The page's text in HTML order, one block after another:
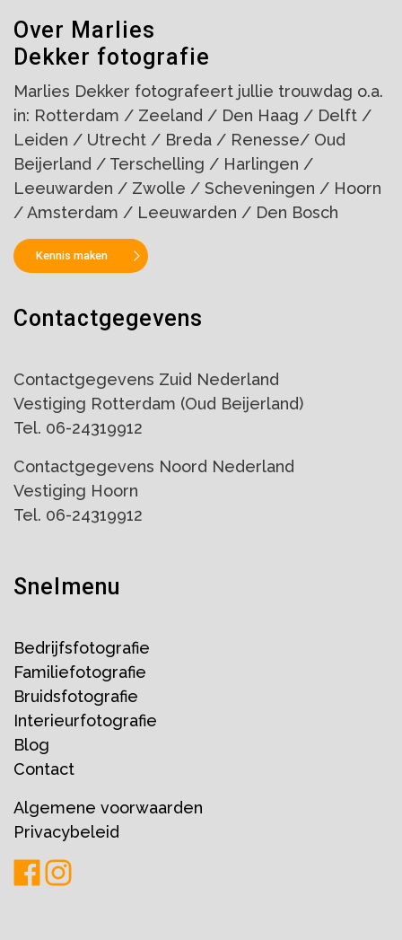
Over Marlies
Dekker fotografie
Marlies Dekker fotografeert jullie trouwdag o.a.
in: Rotterdam / Zeeland / Den Haag / Delft /
Leiden / Utrecht / Breda / Renesse/ Oud
Beijerland / Terschelling / Harlingen /
Leeuwarden / Zwolle / Scheveningen / Hoorn
/ Amsterdam / Leeuwarden / Den Bosch
Kennis maken
Contactgegevens
Contactgegevens Zuid Nederland
Vestiging Rotterdam (Oud Beijerland)
Tel. 06-24319912
Contactgegevens Noord Nederland
Vestiging Hoorn
Tel. 06-24319912
Snelmenu
Bedrijfsfotografie
Familiefotografie
Bruidsfotografie
Interieurfotografie
Blog
Contact
Algemene voorwaarden
Privacybeleid